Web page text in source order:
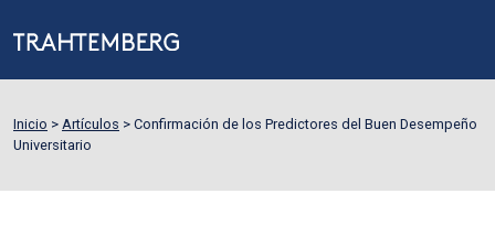
Inicio > Artículos > Confirmación de los Predictores del Buen Desempeño
Universitario